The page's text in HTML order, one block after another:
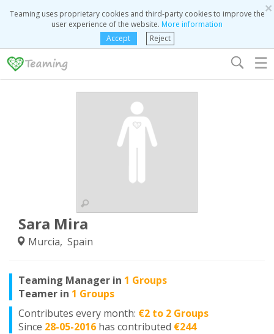
×
Teaming uses proprietary cookies and third-party cookies to improve the
user experience of the website. More information
Accept
Reject
☰
Sara Mira
Murcia, Spain
Teaming Manager in 1 Groups
Teamer in 1 Groups
Contributes every month: €2 to 2 Groups
Since 28-05-2016 has contributed €244